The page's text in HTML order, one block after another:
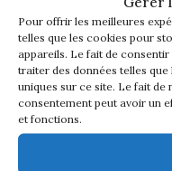
Pour offrir les meilleures
telles que les cookies pour
appareils. Le fait de
traiter des données telles
uniques sur ce site. Le fait
consentement peut avoir un
et fonctions.